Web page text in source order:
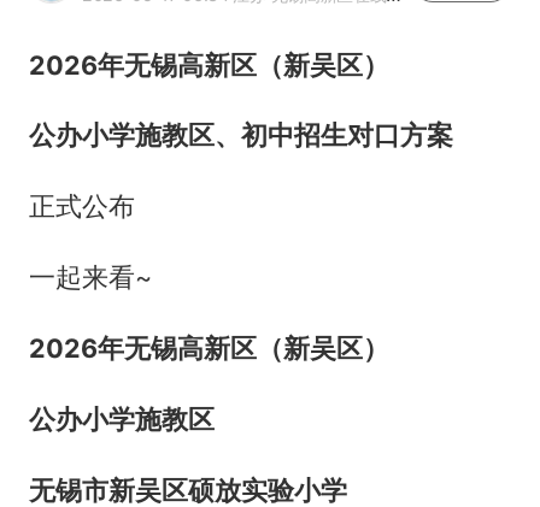
2026年无锡高新区（新吴区）
公办小学施教区、初中招生对口方案
正式公布
一起来看~
2026年无锡高新区（新吴区）
公办小学施教区
无锡市新吴区硕放实验小学